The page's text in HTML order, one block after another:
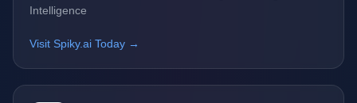
Intelligence
Visit Spiky.ai Today →